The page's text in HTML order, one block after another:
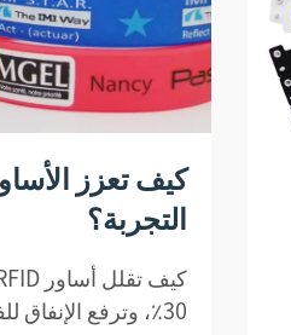
كيف تعزز
التجربة؟